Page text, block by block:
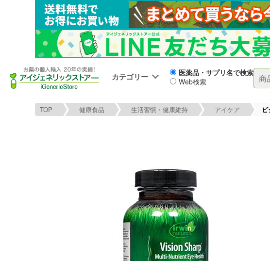
カテゴリー
医薬品・サプリ名で検索
Web検索
TOP 健康食品 生活習慣・健康維持 アイケア